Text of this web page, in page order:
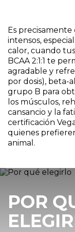
Es
intensos,
calor, cuando
BCAA 2:1:1 te
agradable y
por dosis), beta-
grupo B para
los músculos,
cansancio y la
certificación
quienes
animal.
POR